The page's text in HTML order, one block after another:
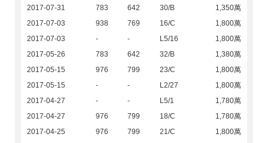
2017-07-31
783 642 30/B
1,350萬
2017-07-03
938 769 16/C
1,800萬
2017-07-03
- - L5/16
1,800萬
2017-05-26
783 642 32/B
1,380萬
2017-05-15
976 799 23/C
1,800萬
2017-05-15
- - L2/27
1,800萬
2017-04-27
- - L5/1
1,780萬
2017-04-27
976 799 18/C
1,780萬
2017-04-25
976 799 21/C 1,800萬